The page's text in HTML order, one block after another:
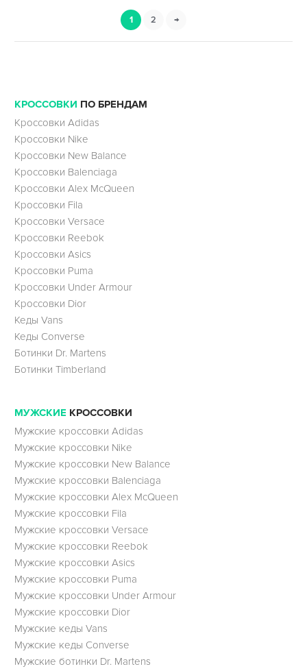
1 2 →
КРОССОВКИ ПО БРЕНДАМ
Кроссовки Adidas
Кроссовки Nike
Кроссовки New Balance
Кроссовки Balenciaga
Кроссовки Alex McQueen
Кроссовки Fila
Кроссовки Versace
Кроссовки Reebok
Кроссовки Asics
Кроссовки Puma
Кроссовки Under Armour
Кроссовки Dior
Кеды Vans
Кеды Converse
Ботинки Dr. Martens
Ботинки Timberland
МУЖСКИЕ КРОССОВКИ
Мужские кроссовки Adidas
Мужские кроссовки Nike
Мужские кроссовки New Balance
Мужские кроссовки Balenciaga
Мужские кроссовки Alex McQueen
Мужские кроссовки Fila
Мужские кроссовки Versace
Мужские кроссовки Reebok
Мужские кроссовки Asics
Мужские кроссовки Puma
Мужские кроссовки Under Armour
Мужские кроссовки Dior
Мужские кеды Vans
Мужские кеды Converse
Мужские ботинки Dr. Martens